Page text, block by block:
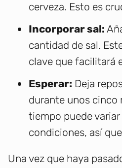
cerveza. Esto es
Incorporar sal:
cantidad de sal.
clave que facilitará
Esperar: Deja
durante unos cinco
tiempo puede
condiciones, así
Una vez que haya